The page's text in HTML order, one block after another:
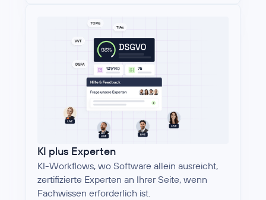
KI plus Experten
KI-Workflows, wo Software allein ausreicht,
zertifizierte Experten an Ihrer Seite, wenn
Fachwissen erforderlich ist.